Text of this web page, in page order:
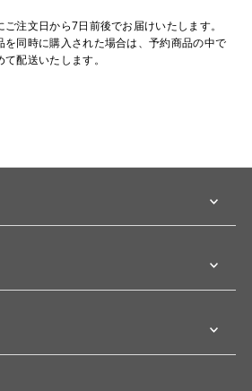
注文日から7日前後でお届けいたします。
を同時に購入された場合は、予約商品の中で
配送いたします。